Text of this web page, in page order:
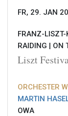
FR, 29. JAN
FRANZ-LISZT-
RAIDING | ON
Liszt
ORCHESTER
MARTIN
OWA